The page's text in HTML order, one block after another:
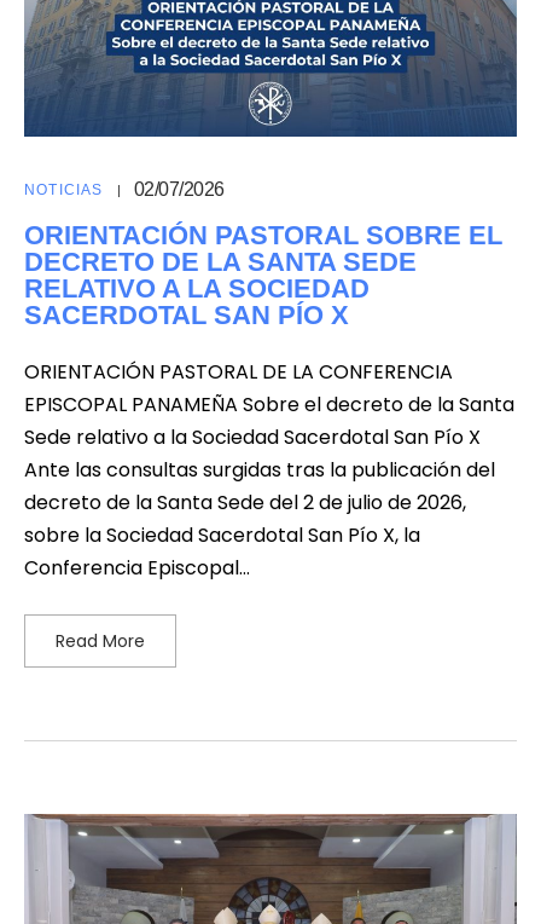
NOTICIAS 02/07/2026
ORIENTACIÓN PASTORAL SOBRE EL
DECRETO DE LA SANTA SEDE
RELATIVO A LA SOCIEDAD
SACERDOTAL SAN PÍO X
ORIENTACIÓN PASTORAL DE LA CONFERENCIA
EPISCOPAL PANAMEÑA Sobre el decreto de la Santa
Sede relativo a la Sociedad Sacerdotal San Pío X
Ante las consultas surgidas tras la publicación del
decreto de la Santa Sede del 2 de julio de 2026,
sobre la Sociedad Sacerdotal San Pío X, la
Conferencia Episcopal…
Read More